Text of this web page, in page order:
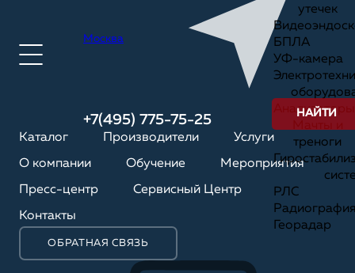
Москва
+7(495) 775-75-25
Каталог Производители Услуги
О компании Обучение Мероприятия
Пресс-центр Сервисный Центр
Контакты
ОБРАТНАЯ СВЯЗЬ
утечек
БПЛА
УФ-камера
Анализаторы
треноги
РЛС
Георадар
НАЙТИ